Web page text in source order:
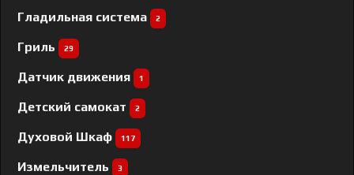
Гладильная система 2
Гриль 29
Датчик движения 1
Детский самокат 2
Духовой Шкаф 117
Измельчитель 3